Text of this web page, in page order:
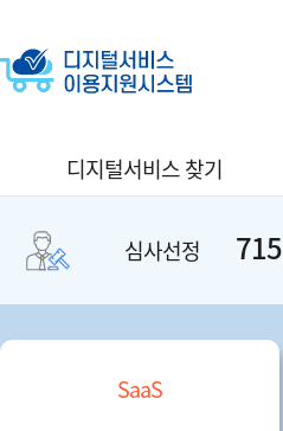
디지털서비스 찾기
심사선정 715
SaaS